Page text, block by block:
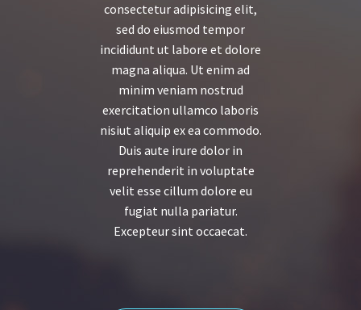
consectetur adipisicing elit,
sed do eiusmod tempor
incididunt ut labore et dolore
magna aliqua. Ut enim ad
minim veniam nostrud
exercitation ullamco laboris
nisiut aliquip ex ea commodo.
Duis aute irure dolor in
reprehenderit in voluptate
velit esse cillum dolore eu
fugiat nulla pariatur.
Excepteur sint occaecat.